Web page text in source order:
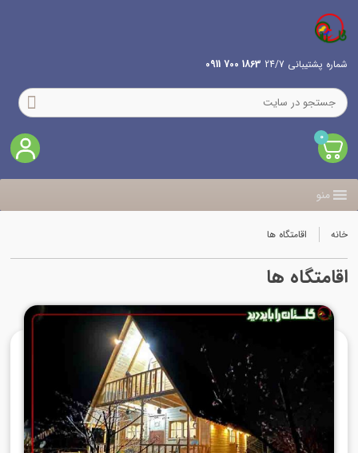
شماره پشتیبانی 24/7 1863 700 0911
0
منو
خانه اقامتگاه ها
اقامتگاه ها